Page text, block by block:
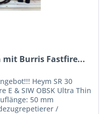
mit Burris Fastfire...
Heym SR 30
E & SIW OBSK Ultra Thin
50 mm
/